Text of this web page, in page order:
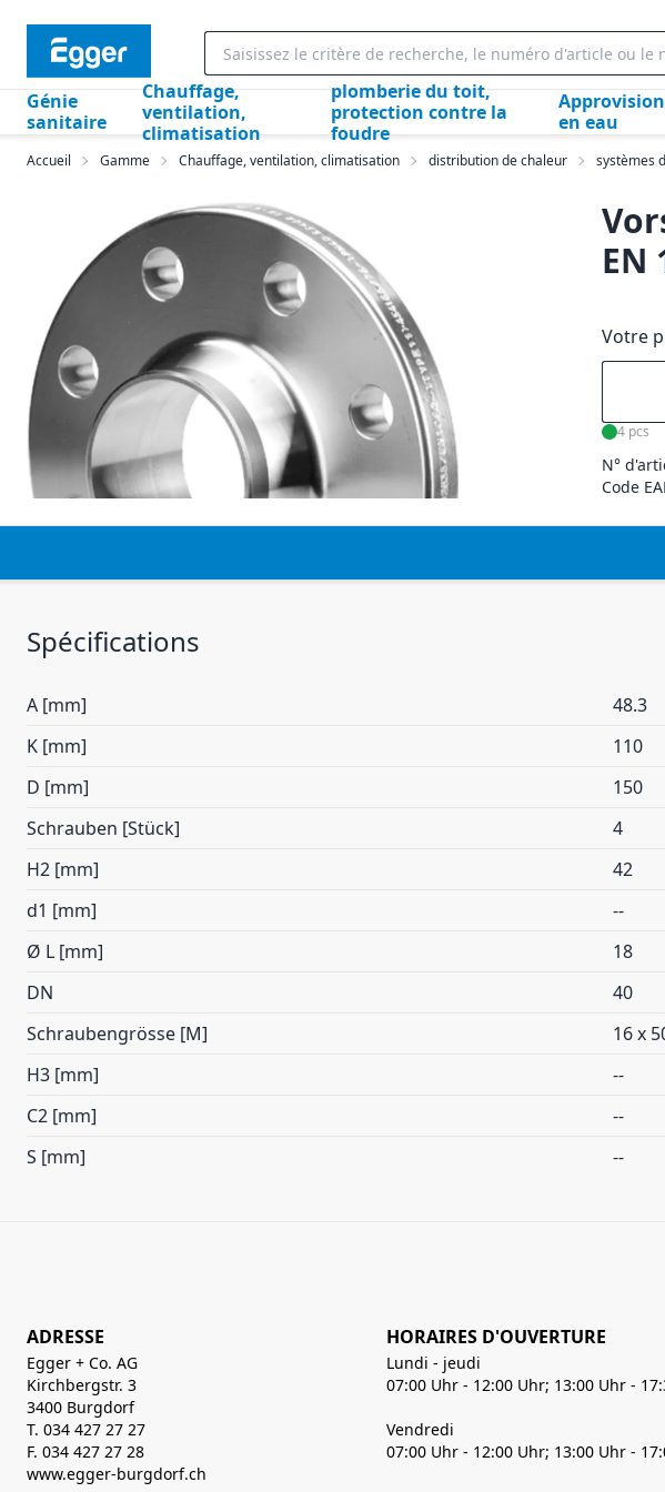
Génie
sanitaire
Chauffage,
ventilation,
climatisation
plomberie du toit,
protection contre la
foudre
en eau
Accueil Gamme Chauffage, ventilation, climatisation distribution de chaleur systèmes
EN
Votre
4 pcs
N°
Code
Spécifications
A [mm]
48.3
K [mm]
110
D [mm]
150
Schrauben [Stück]
4
H2 [mm]
42
d1 [mm]
--
Ø L [mm]
18
DN
40
Schraubengrösse [M]
16 x
H3 [mm]
--
C2 [mm]
--
S [mm]
--
ADRESSE
Egger + Co. AG
Kirchbergstr. 3
3400 Burgdorf
T. 034 427 27 27
F. 034 427 27 28
www.egger-burgdorf.ch
HORAIRES D'OUVERTURE
Lundi - jeudi
07:00 Uhr - 12:00 Uhr; 13:00 Uhr -
Vendredi
07:00 Uhr - 12:00 Uhr; 13:00 Uhr -